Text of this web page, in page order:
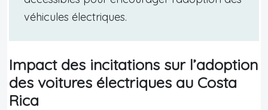
véhicules électriques.
Impact des incitations sur l’adoption
des voitures électriques au Costa
Rica